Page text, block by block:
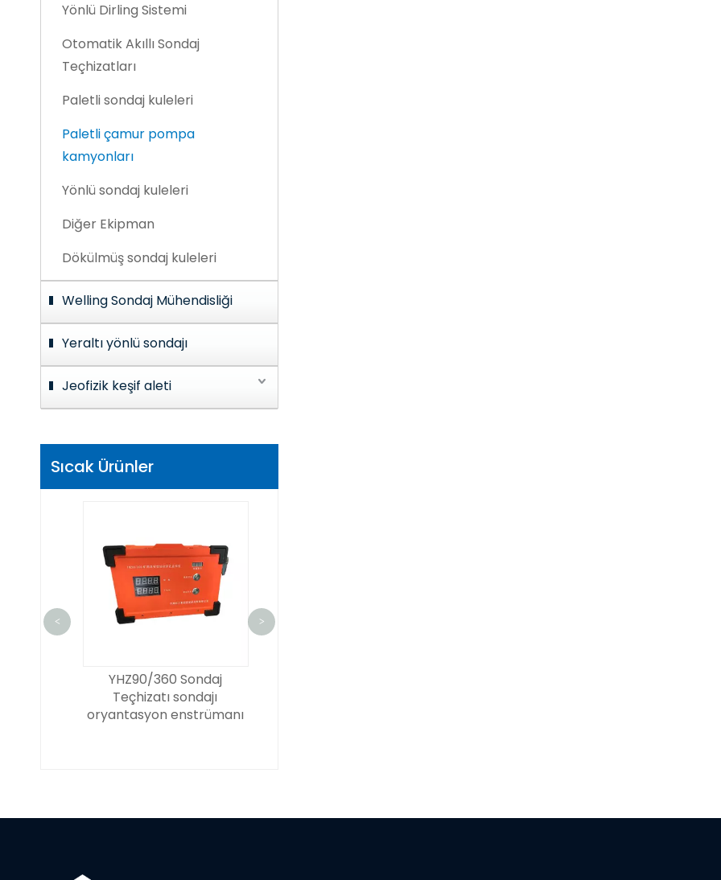
Yönlü Dirling Sistemi
Otomatik Akıllı Sondaj
Teçhizatları
Paletli sondaj kuleleri
Paletli çamur pompa
kamyonları
Yönlü sondaj kuleleri
Diğer Ekipman
Dökülmüş sondaj kuleleri
Welling Sondaj Mühendisliği
Yeraltı yönlü sondajı
Jeofizik keşif aleti
Sıcak Ürünler
YHZ90/360 Sondaj
Teçhizatı sondajı
oryantasyon enstrümanı
< >